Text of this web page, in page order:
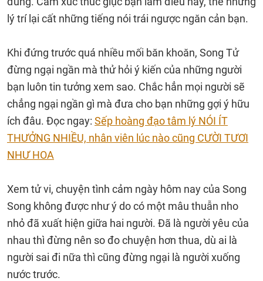
lý trí lại cất những tiếng nói trái ngược ngăn cản bạn.
Khi đứng trước quá nhiều mối băn khoăn, Song Tử
đừng ngại ngần mà thử hỏi ý kiến của những người
bạn luôn tin tưởng xem sao. Chắc hẳn mọi người sẽ
chẳng ngại ngần gì mà đưa cho bạn những gợi ý hữu
ích đâu. Đọc ngay: Sếp hoàng đạo tâm lý NÓI ÍT
THƯỞNG NHIỀU, nhân viên lúc nào cũng CƯỜI TƯƠI
NHƯ HOA
Xem tử vi, chuyện tình cảm ngày hôm nay của Song
Song không được như ý do có một mâu thuẫn nho
nhỏ đã xuất hiện giữa hai người. Đã là người yêu của
nhau thì đừng nên so đo chuyện hơn thua, dù ai là
người sai đi nữa thì cũng đừng ngại là người xuống
nước trước.